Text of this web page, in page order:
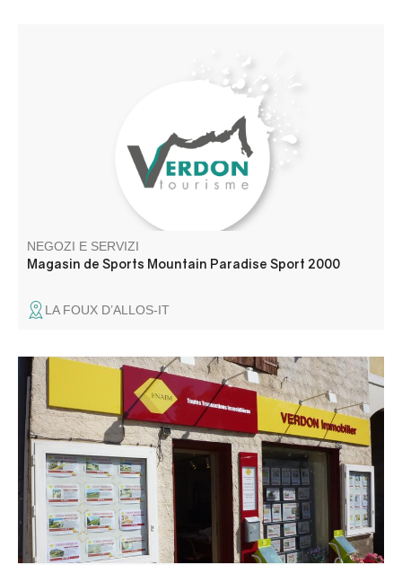
NEGOZI E SERVIZI
Magasin de Sports Mountain Paradise Sport 2000
LA FOUX D’ALLOS-IT
Tutte le operazioni immobiliari, la gestione e gli affitti nelle
valli del Verdon e del Vaïre dal 1980, due agenzie al
vostro servizio.